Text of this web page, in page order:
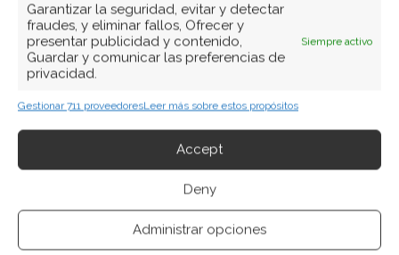
Garantizar la seguridad, evitar y detectar
fraudes, y eliminar fallos, Ofrecer y
presentar publicidad y contenido,
Guardar y comunicar las preferencias de
privacidad.
Siempre activo
Gestionar 711 proveedoresLeer más sobre estos propósitos
Accept
Deny
Administrar opciones